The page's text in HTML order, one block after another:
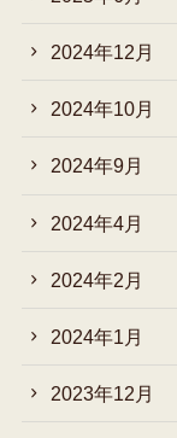
2024年12月
2024年10月
2024年9月
2024年4月
2024年2月
2024年1月
2023年12月